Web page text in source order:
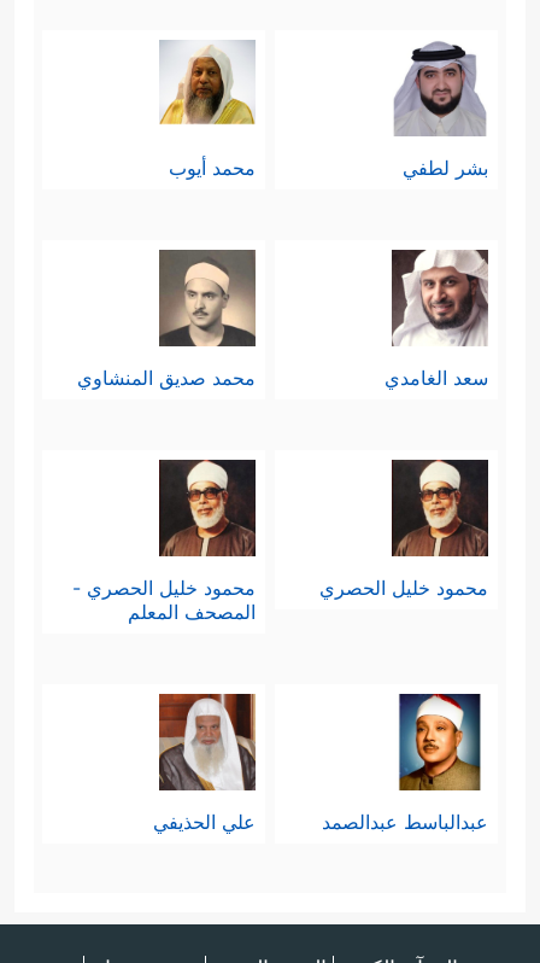
بشر لطفي محمد أيوب
سعد الغامدي محمد صديق المنشاوي
محمود خليل الحصري
محمود خليل الحصري -
المصحف المعلم
عبدالباسط عبدالصمد علي الحذيفي